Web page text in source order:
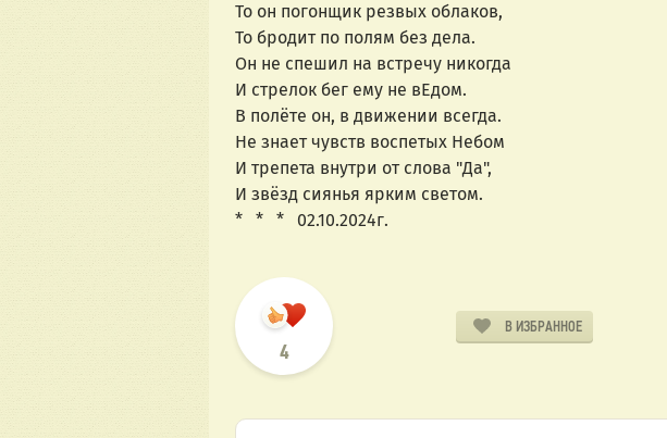
То он погонщик резвых облаков,
То бродит по полям без дела.
Он не спешил на встречу никогда
И стрелок бег ему не вЕдом.
В полёте он, в движении всегда.
Не знает чувств воспетых Небом
И трепета внутри от слова "Да",
И звёзд сиянья ярким светом.
*   *   *   02.10.2024г.
4
В ИЗБРАННОЕ